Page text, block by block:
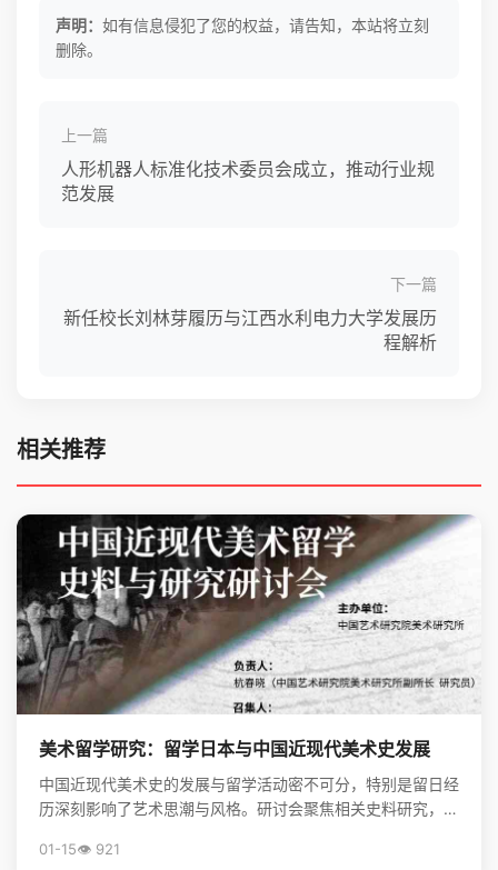
声明： 如有信息侵犯了您的权益，请告知，本站将立刻
删除。
上一篇
人形机器人标准化技术委员会成立，推动行业规
范发展
下一篇
新任校长刘林芽履历与江西水利电力大学发展历
程解析
相关推荐
美术留学研究：留学日本与中国近现代美术史发展
中国近现代美术史的发展与留学活动密不可分，特别是留日经
历深刻影响了艺术思潮与风格。研讨会聚焦相关史料研究，揭
01-15👁️ 921